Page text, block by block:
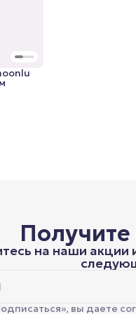
на наши акции
вы даете